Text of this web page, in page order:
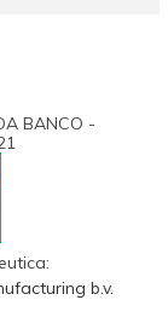
BANCO -
b.v.